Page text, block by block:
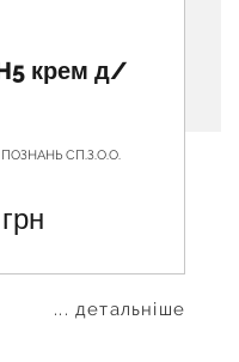
крем д/
СП.З.О.О.
грн
... детальніше